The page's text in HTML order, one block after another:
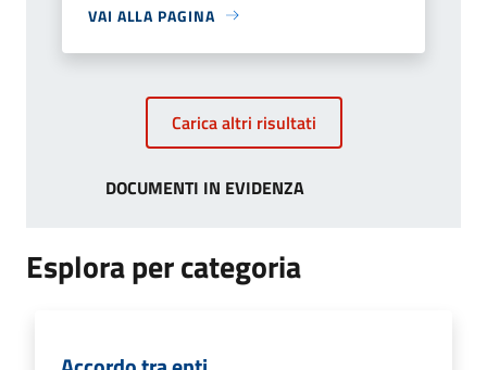
VAI ALLA PAGINA
Carica altri risultati
DOCUMENTI IN EVIDENZA
Esplora per categoria